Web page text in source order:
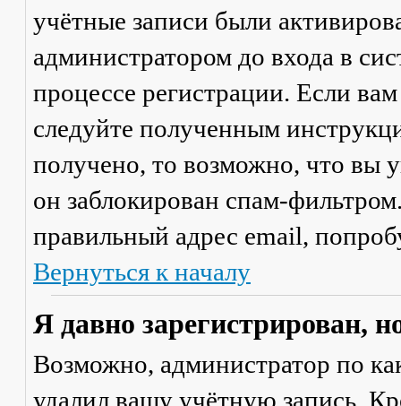
учётные записи были
администратором до входа в
процессе регистрации. Если
следуйте полученным
получено, то возможно, что вы
он заблокирован спам-
правильный адрес email,
Вернуться к началу
Я давно зарегистрирован,
Возможно, администратор по
удалил вашу учётную запись.